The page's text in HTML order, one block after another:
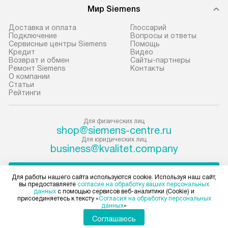
доставки доставит упакованный
требуется переместить прибор
до двери квартиры или до места
установки, пожалуйста,
предварительно согласуйте это
с менеджером. За данную услугу
взимается дополнительная плата.
они не позволяют пронести чего
через дверной проем,
то сотрудники транспортной
выступающие элементы, так как
в будущем это может привести
к отказу в проведении ремонта
по гарантии. Перед заказом
Стандартная
и
а затем
к
по
установку не
Мир Siemens
Доставка и оплата
Подключение
Сервисные центры Siemens
Кредит
Возврат и обмен
Ремонт Siemens
О компании
Статьи
Рейтинги
Глоссарий
Вопросы и ответы
Помощь
Видео
Сайты-партнеры
Контакты
Для физических лиц
shop@siemens-centre.ru
Для юридических лиц
business@kvalitet.company
Политика конфиденциальности
Условия продажи
Карта сайта
Для работы нашего сайта используются cookie. Используя наш сайт,
вы предоставляете согласие на обработку ваших персональных
данных с помощью сервисов веб-аналитики (Cookie) и
присоединяетесь к тексту «Согласия на обработку персональных
данных»
Соглашаюсь